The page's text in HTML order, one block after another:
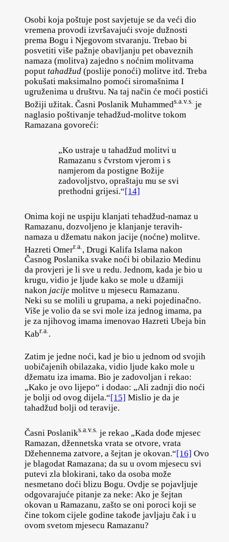
Osobi koja poštuje post savjetuje se da veći dio
vremena provodi izvršavajući svoje dužnosti
prema Bogu i Njegovom stvaranju. Trebao bi
posvetiti više pažnje obavljanju pet obaveznih
namaza (molitva) zajedno s noćnim molitvama
poput tahadžud (poslije ponoći) molitve itd. Treba
pokušati maksimalno pomoći siromašnima I
ugruženima u društvu. Na taj način će moći postići
Božiji užitak. Časni Poslanik Muhammeds.a.v.s. je
naglasio poštivanje tehadžud-molitve tokom
Ramazana govoreći:
„Ko ustraje u tahadžud molitvi u
Ramazanu s čvrstom vjerom i s
namjerom da postigne Božije
zadovoljstvo, opraštaju mu se svi
prethodni grijesi.“[14]
Onima koji ne uspiju klanjati tehadžud-namaz u
Ramazanu, dozvoljeno je klanjanje teravih-
namaza u džematu nakon jacije (noćne) molitve.
Hazreti Omerr.a. , Drugi Kalifa Islama nakon
Časnog Poslanika svake noći bi obilazio Medinu
da provjeri je li sve u redu. Jednom, kada je bio u
krugu, vidio je ljude kako se mole u džamiji
nakon jacije molitve u mjesecu Ramazanu.
Neki su se molili u grupama, a neki pojedinačno.
Više je volio da se svi mole iza jednog imama, pa
je za njihovog imama imenovao Hazreti Ubeja bin
Kabr.a..
Zatim je jedne noći, kad je bio u jednom od svojih
uobičajenih obilazaka, vidio ljude kako mole u
džematu iza imama. Bio je zadovoljan i rekao:
„Kako je ovo lijepo“ i dodao: „Ali zadnji dio noći
je bolji od ovog dijela.“[15] Mislio je da je
tahadžud bolji od teravije.
Časni Poslaniks.a.v.s. je rekao „Kada dođe mjesec
Ramazan, džennetska vrata se otvore, vrata
Džehennema zatvore, a šejtan je okovan.“[16] Ovo
je blagodat Ramazana; da su u ovom mjesecu svi
putevi zla blokirani, tako da osoba može
nesmetano doći blizu Bogu. Ovdje se pojavljuje
odgovarajuće pitanje za neke: Ako je šejtan
okovan u Ramazanu, zašto se oni poroci koji se
čine tokom cijele godine takođe javljaju čak i u
ovom svetom mjesecu Ramazanu?